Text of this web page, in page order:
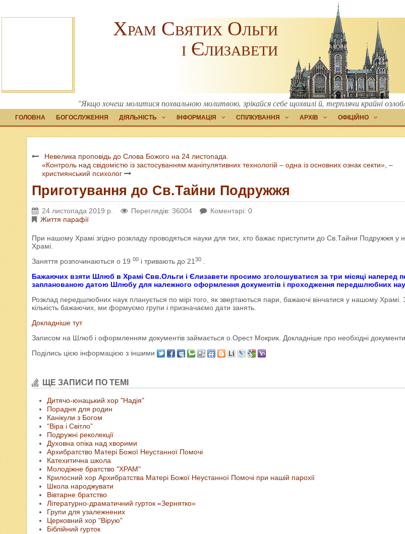
Храм Святих Ольги
і Єлизавети
"Якщо хочеш молитися похвальною молитвою, зрікайся себе щохвилі й, терплячи крайні
ГОЛОВНА БОГОСЛУЖЕННЯ ДІЯЛЬНІСТЬ ІНФОРМАЦІЯ СПІЛКУВАННЯ АРХІВ ОФІЦІЙНО
Невелика проповідь до Слова Божого на 24 листопада.
«Контроль над свідомістю із застосуванням маніпулятивних технологій – одна із основних ознак секти», –
християнський психолог
Приготування до Св.Тайни Подружжя
24 листопада 2019 р. Переглядів: 36004
Коментарі: 0
Життя парафії
При нашому Храмі згідно розкладу проводяться науки для тих, хто бажає приступити до Св.Тайни Подружжя у
Храмі.
Заняття розпочинаються о 19 00 і тривають до 21 30
Бажаючих взяти Шлюб в Храмі Свв.Ольги і Єлизавети просимо зголошуватися за три місяці наперед
запланованою датою Шлюбу для належного оформлення документів і проходження передшлюбних
Розклад передшлюбних наук планується по мірі того, як звертаються пари, бажаючі вінчатися у нашому Храмі.
кількість бажаючих, ми формуємо групи і призначаємо дати занять.
Докладніше тут
Записом на Шлюб і оформленням документів займається о.Орест Мокрик. Докладніше про необхідні документи
Поділись цією інформацією з іншими
ЩЕ ЗАПИСИ ПО ТЕМІ
Дитячо-юнацький хор "Надія"
Порадня для родин
Канікули з Богом
“Віра і Світло”
Подружні реколекції
Духовна опіка над хворими
Архибратство Матері Божої Неустанної Помочі
Катехитична школа
Молодіжне братство "ХРАМ"
Крилосний хор Архибратства Матері Божої Неустанної Помочі при нашій парохії
Школа народжувати
Вівтарне братство
Літературно-драматичний гурток «Зернятко»
Групи для узалежнених
Церковний хор "Вірую"
Біблійний гурток